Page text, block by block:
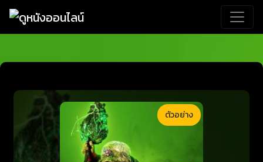
ตัวอย่าง